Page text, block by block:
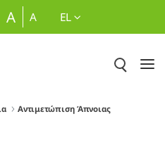
A A EL
Αντιμετώπιση Άπνοιας